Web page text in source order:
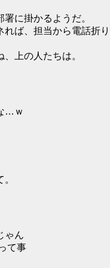
に掛かるようだ。
ば、担当から電話折り
上の人たちは。
…ｗ
ゃん
て事